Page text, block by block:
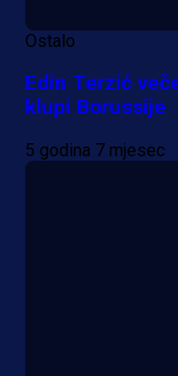
Ostalo
Edin Terzić
klupi Borussije
5 godina 7 mjesec